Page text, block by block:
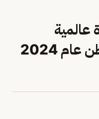
جائزة عالمية
حصدها موهوبو الوطن عام 2024